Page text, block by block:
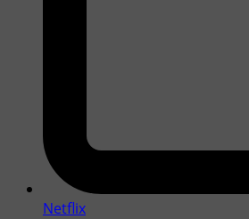
Netflix